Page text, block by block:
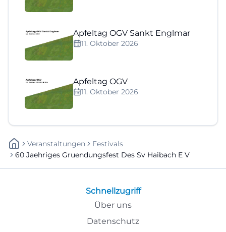
Apfeltag OGV Sankt Englmar
11. Oktober 2026
Apfeltag OGV
11. Oktober 2026
Veranstaltungen
Festivals
60 Jaehriges Gruendungsfest Des Sv Haibach E V
Schnellzugriff
Über uns
Datenschutz